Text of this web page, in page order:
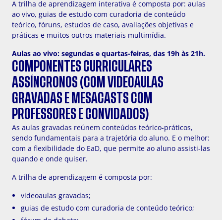
A trilha de aprendizagem interativa é composta por: aulas
ao vivo, guias de estudo com curadoria de conteúdo
teórico, fóruns, estudos de caso, avaliações objetivas e
práticas e muitos outros materiais multimídia.
Aulas ao vivo: segundas e quartas-feiras, das 19h às 21h.
COMPONENTES CURRICULARES
ASSÍNCRONOS (COM VIDEOAULAS
GRAVADAS E MESACASTS COM
PROFESSORES E CONVIDADOS)
As aulas gravadas reúnem conteúdos teórico-práticos,
sendo fundamentais para a trajetória do aluno. E o melhor:
com a flexibilidade do EaD, que permite ao aluno assisti-las
quando e onde quiser.
A trilha de aprendizagem é composta por:
videoaulas gravadas;
guias de estudo com curadoria de conteúdo teórico;